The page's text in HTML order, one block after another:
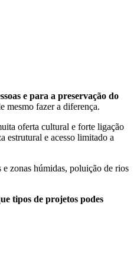
e para a preservação do
mesmo fazer a diferença.
oferta cultural e forte ligação
estrutural e acesso limitado a
e zonas húmidas, poluição de rios
tipos de projetos podes